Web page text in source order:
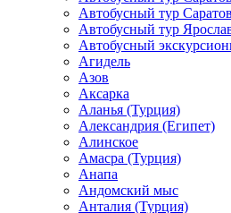
Автобусный тур
Автобусный тур
Автобусный
Агидель
Азов
Аксарка
Аланья (Турция)
Александрия (Египет)
Алинское
Амасра (Турция)
Анапа
Андомский мыс
Анталия (Турция)